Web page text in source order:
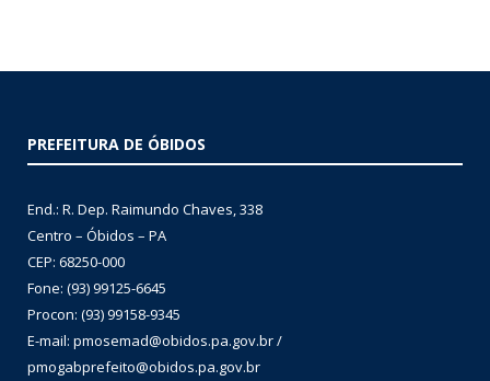
PREFEITURA DE ÓBIDOS
End.: R. Dep. Raimundo Chaves, 338
Centro – Óbidos – PA
CEP: 68250-000
Fone: (93) 99125-6645
Procon: (93) 99158-9345
E-mail: pmosemad@obidos.pa.gov.br /
pmogabprefeito@obidos.pa.gov.br